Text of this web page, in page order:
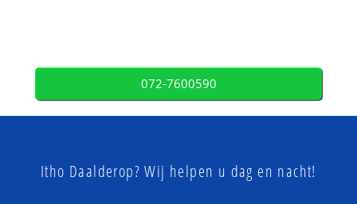
072-7600590
Itho Daalderop? Wij helpen u dag en nacht!